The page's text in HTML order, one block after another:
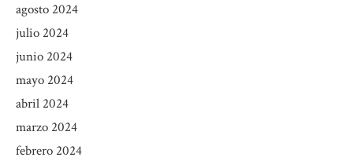
agosto 2024
julio 2024
junio 2024
mayo 2024
abril 2024
marzo 2024
febrero 2024